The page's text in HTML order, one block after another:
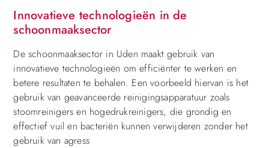
Innovatieve technologieën in de
schoonmaaksector
De schoonmaaksector in Uden maakt gebruik van
innovatieve technologieën om efficiënter te werken en
betere resultaten te behalen. Een voorbeeld hiervan is het
gebruik van geavanceerde reinigingsapparatuur zoals
stoomreinigers en hogedrukreinigers, die grondig en
effectief vuil en bacteriën kunnen verwijderen zonder het
gebruik van agress